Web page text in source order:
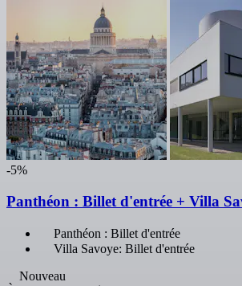
-5%
Panthéon : Billet d'entrée + Villa
Panthéon : Billet d'entrée
Villa Savoye: Billet d'entrée
Nouveau